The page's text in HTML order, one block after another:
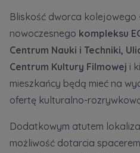
Bliskość dworca
nowoczesnego kompleksu
Centrum Nauki i Techniki,
Centrum Kultury Filmowej i
mieszkańcy będą mieć na
ofertę kulturalno-
Dodatkowym atutem
możliwość dotarcia